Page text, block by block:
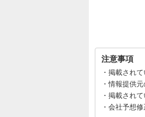
注意事項
掲載されて
情報提供元
掲載されて
会社予想修